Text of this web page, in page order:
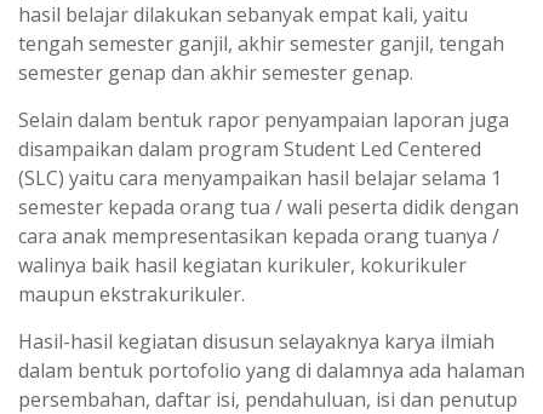
hasil belajar dilakukan sebanyak empat kali, yaitu
tengah semester ganjil, akhir semester ganjil, tengah
semester genap dan akhir semester genap.
Selain dalam bentuk rapor penyampaian laporan juga
disampaikan dalam program Student Led Centered
(SLC) yaitu cara menyampaikan hasil belajar selama 1
semester kepada orang tua / wali peserta didik dengan
cara anak mempresentasikan kepada orang tuanya /
walinya baik hasil kegiatan kurikuler, kokurikuler
maupun ekstrakurikuler.
Hasil-hasil kegiatan disusun selayaknya karya ilmiah
dalam bentuk portofolio yang di dalamnya ada halaman
persembahan, daftar isi, pendahuluan, isi dan penutup